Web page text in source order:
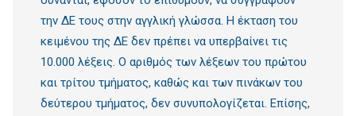
την ΔΕ τους στην αγγλική γλώσσα. Η έκταση του
κειμένου της ΔΕ δεν πρέπει να υπερβαίνει τις
10.000 λέξεις. Ο αριθμός των λέξεων του πρώτου
και τρίτου τμήματος, καθώς και των πινάκων του
δεύτερου τμήματος, δεν συνυπολογίζεται. Επίσης,